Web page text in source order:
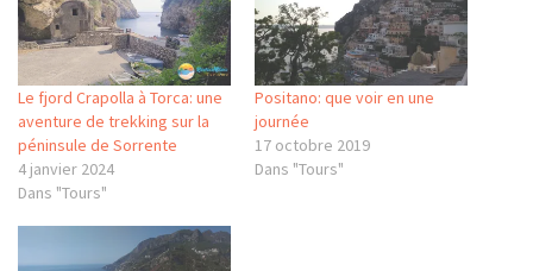
Le fjord Crapolla à Torca: une
aventure de trekking sur la
péninsule de Sorrente
4 janvier 2024
Dans "Tours"
Positano: que voir en une
journée
17 octobre 2019
Dans "Tours"